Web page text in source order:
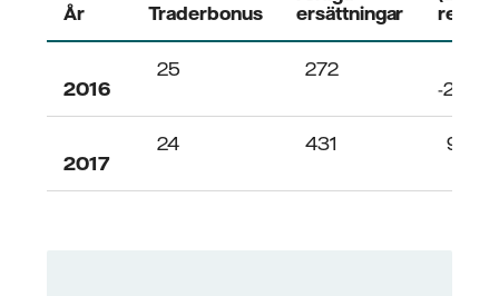
År Traderbonus
ersättningar
2016
25
272
-
2017
24 431 9484